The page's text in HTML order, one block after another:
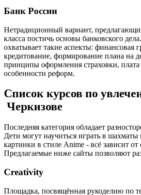
Банк России
Нетрадиционный вариант,
класса постичь основы банковского
охватывает такие аспекты: финансовая
кредитование, формирование плана на
принципы оформления страховки, плата
особенности реформ.
Список курсов по
Черкизове
Последняя категория обладает
Дети могут научиться играть в шахматы
картинки в стиле Anime - всё зависит
Предлагаемые ниже сайты позволяют
Creativity
Площадка, посвящённая рукоделию по